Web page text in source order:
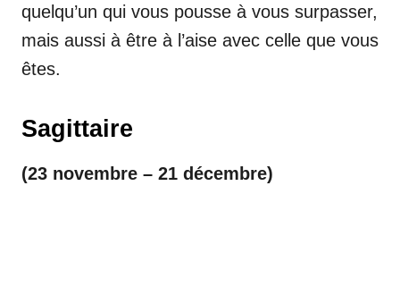
quelqu’un qui vous pousse à vous surpasser,
mais aussi à être à l’aise avec celle que vous
êtes.
Sagittaire
(23 novembre – 21 décembre)